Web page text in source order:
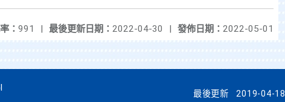
發佈日期： 2022-05-01
最後更新日期： 2022-04-30 |
： 991 |
最後更新 2019-04-18